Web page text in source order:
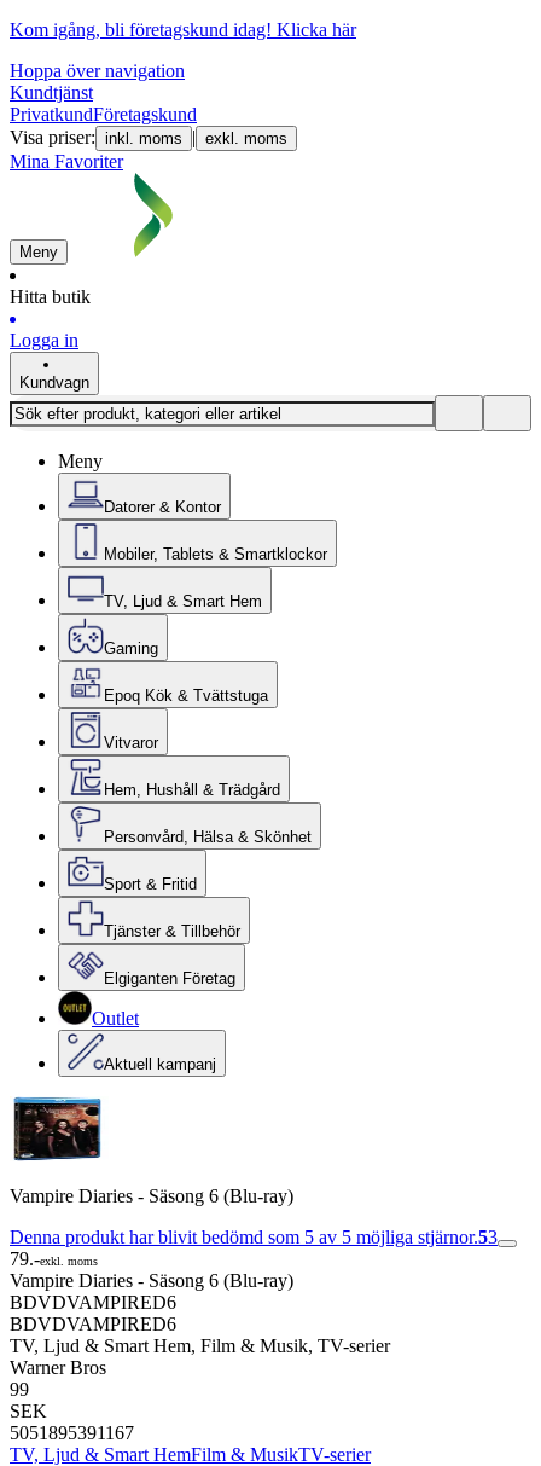
Kom igång, bli företagskund idag! Klicka här
Hoppa över navigation
Kundtjänst
PrivatkundFöretagskund
Visa priser: inkl. moms | exkl. moms
Mina Favoriter
Meny
Hitta butik
Logga in
Kundvagn
Meny
Datorer & Kontor
Mobiler, Tablets & Smartklockor
TV, Ljud & Smart Hem
Gaming
Epoq Kök & Tvättstuga
Vitvaror
Hem, Hushåll & Trädgård
Personvård, Hälsa & Skönhet
Sport & Fritid
Tjänster & Tillbehör
Elgiganten Företag
Outlet
Aktuell kampanj
Vampire Diaries - Säsong 6 (Blu-ray)
Denna produkt har blivit bedömd som 5 av 5 möjliga stjärnor.53
79.-exkl. moms
Vampire Diaries - Säsong 6 (Blu-ray)
BDVDVAMPIRED6
BDVDVAMPIRED6
TV, Ljud & Smart Hem, Film & Musik, TV-serier
Warner Bros
99
SEK
5051895391167
TV, Ljud & Smart HemFilm & MusikTV-serier